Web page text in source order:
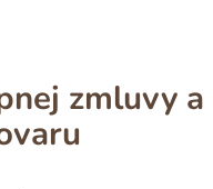
zmluvy a